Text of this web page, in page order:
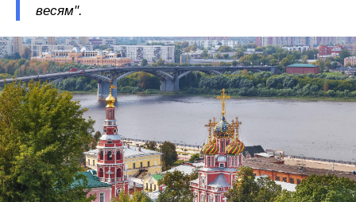
весям".